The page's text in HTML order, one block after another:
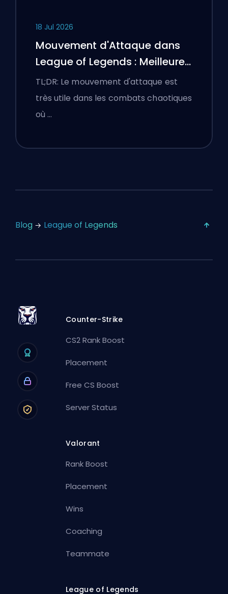
18 Jul 2026
Mouvement d'Attaque dans
League of Legends : Meilleures
Configurations
TL;DR: Le mouvement d'attaque est
très utile dans les combats chaotiques
où …
Blog League of Legends
Counter-Strike
CS2 Rank Boost
Placement
Free CS Boost
Server Status
Valorant
Rank Boost
Placement
Wins
Coaching
Teammate
League of Legends